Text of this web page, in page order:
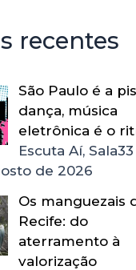
recentes
São Paulo é a
dança, música
eletrônica é o
Escuta Aí, Sala33
de 2026
Os manguezais
Recife: do
aterramento à
valorização